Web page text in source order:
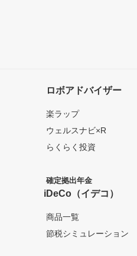
ロボアドバイザー
楽ラップ
ウェルスナビ×R
らくらく投資
確定拠出年金
iDeCo（イデコ）
商品一覧
節税シミュレーション